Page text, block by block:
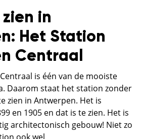
in
Het Station
Centraal
is één van de mooiste
Daarom staat het station zonder
zien in Antwerpen. Het is
en 1905 en dat is te zien. Het is
architectonisch gebouw! Niet zo